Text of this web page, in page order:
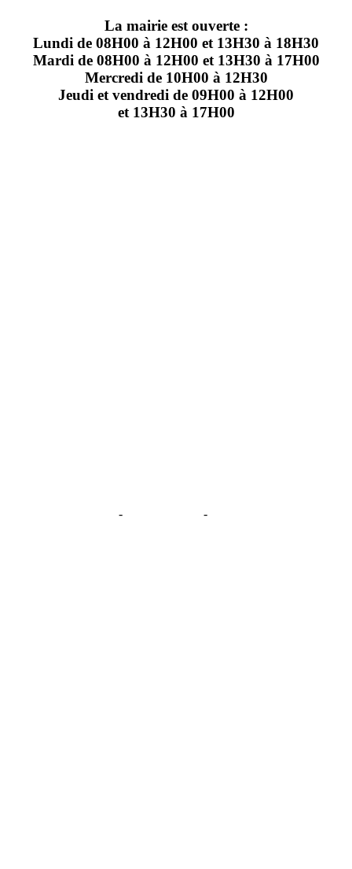
La mairie est ouverte :
Lundi de 08H00 à 12H00 et 13H30 à 18H30
Mardi de 08H00 à 12H00 et 13H30 à 17H00
Mercredi de 10H00 à 12H30
Jeudi et vendredi de 09H00 à 12H00
et 13H30 à 17H00
- -